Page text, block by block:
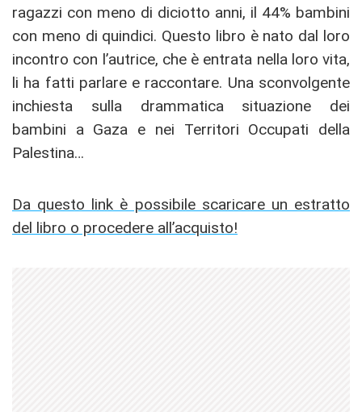
ragazzi con meno di diciotto anni, il 44% bambini
con meno di quindici. Questo libro è nato dal loro
incontro con l’autrice, che è entrata nella loro vita,
li ha fatti parlare e raccontare. Una sconvolgente
inchiesta sulla drammatica situazione dei
bambini a Gaza e nei Territori Occupati della
Palestina…
Da questo link è possibile scaricare un estratto
del libro o procedere all’acquisto!